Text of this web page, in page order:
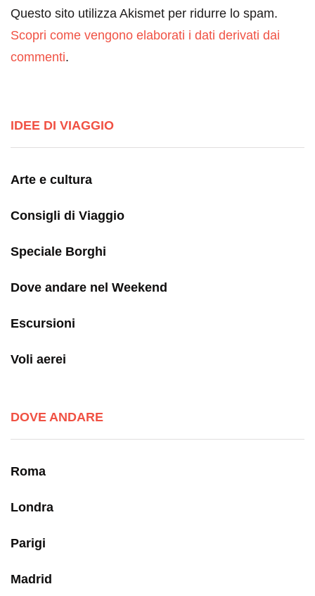
Questo sito utilizza Akismet per ridurre lo spam.
Scopri come vengono elaborati i dati derivati dai
commenti.
IDEE DI VIAGGIO
Arte e cultura
Consigli di Viaggio
Speciale Borghi
Dove andare nel Weekend
Escursioni
Voli aerei
DOVE ANDARE
Roma
Londra
Parigi
Madrid